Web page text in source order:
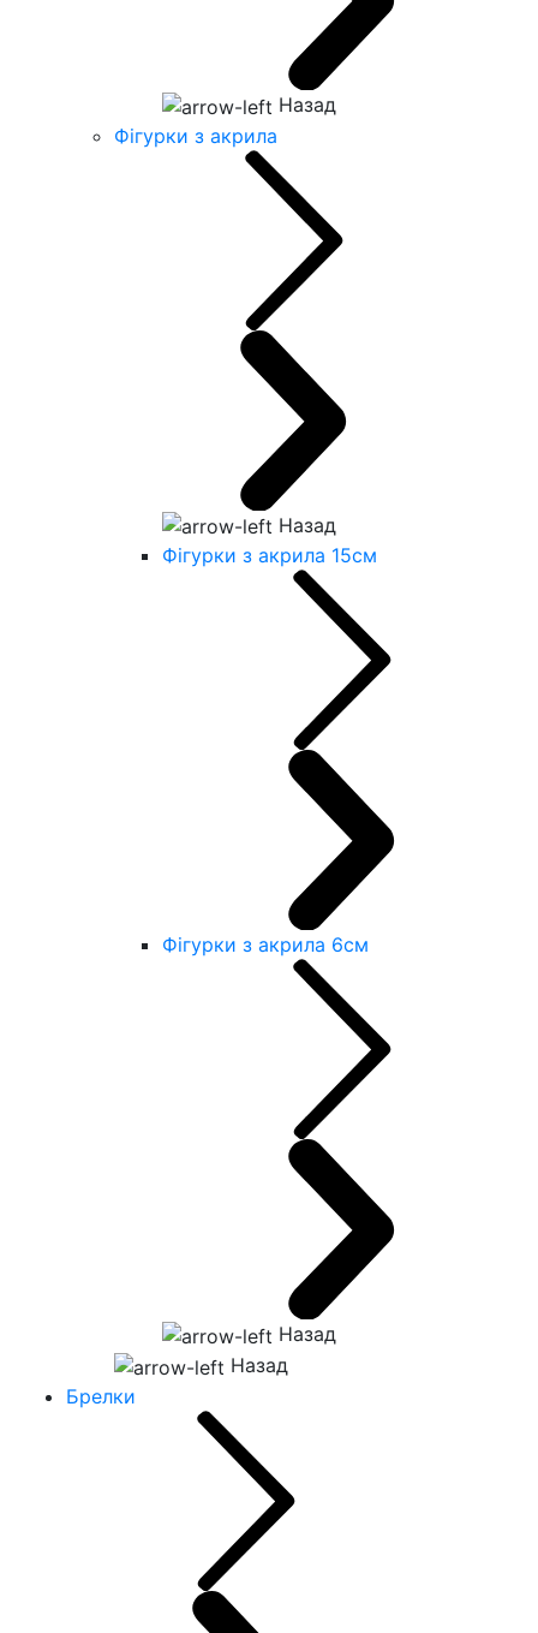
Назад
Фігурки з акрила
Назад
Фігурки з акрила 15см
Фігурки з акрила 6см
Назад
Назад
Брелки